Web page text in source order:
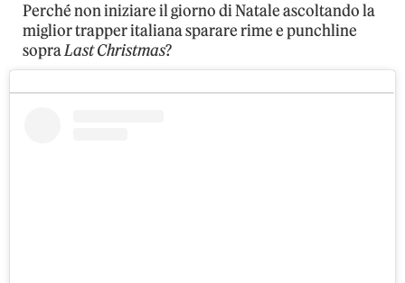
Perché non iniziare il giorno di Natale ascoltando la
miglior trapper italiana sparare rime e punchline
sopraLast Christmas?